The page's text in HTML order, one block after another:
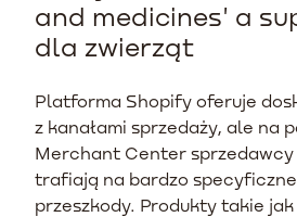
and medicines' a
dla zwierząt
Platforma Shopify oferuje
z kanałami sprzedaży, ale na
Merchant Center sprzedawcy
trafiają na bardzo
przeszkody. Produkty takie